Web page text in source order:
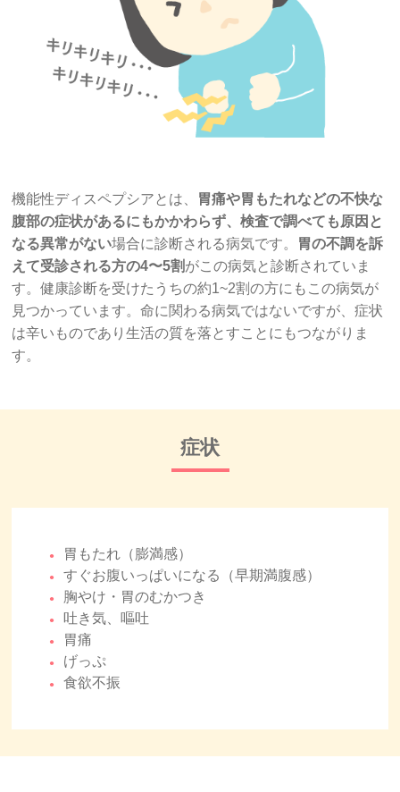
機能性ディスペプシアとは、 胃痛や胃もたれなどの不快な
腹部の症状があるにもかかわらず、検査で調べても原因と
なる異常がない場合に診断される病気です。 胃の不調を訴
えて受診される方の4〜5割がこの病気と診断されていま
す。健康診断を受けたうちの約1~2割の方にもこの病気が
見つかっています。命に関わる病気ではないですが、症状
は辛いものであり生活の質を落とすことにもつながりま
す。
症状
胃もたれ（膨満感）
すぐお腹いっぱいになる（早期満腹感）
胸やけ・胃のむかつき
吐き気、嘔吐
胃痛
げっぷ
食欲不振